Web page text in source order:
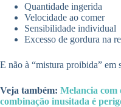
Quantidade ingerida
Velocidade ao comer
Sensibilidade individual
Excesso de gordura na
E não à “mistura proibida” em
Veja também: Melancia com
combinação inusitada é